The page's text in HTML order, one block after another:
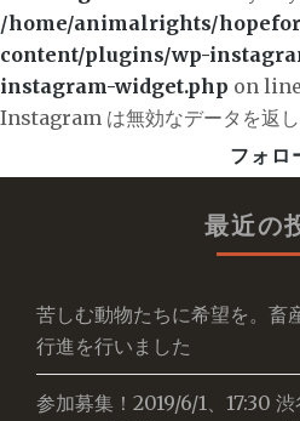
/home/animalrights/
content/plugins/wp-
instagram-widget.php on line
Instagram は無効なデータを返し
フォロ
最近の
苦しむ動物たちに希望を。畜
行進を行いました
参加募集！2019/6/1、17:30